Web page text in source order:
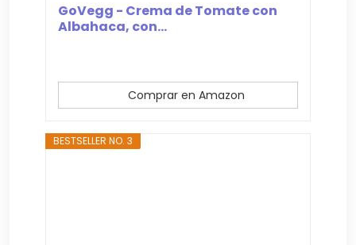
GoVegg - Crema de Tomate con
Albahaca, con...
Comprar en Amazon
BESTSELLER NO. 3